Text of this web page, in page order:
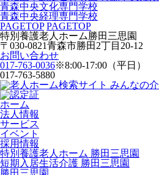
青森中央文化専門学校
青森中央経理専門学校
PAGETOP PAGETOP
特別養護老人ホーム勝田三思園
〒030-0821青森市勝田2丁目20-12
お問い合わせ
017-763-0036※8:00-17:00（平日）
017-763-5880
ホーム
法人情報
サービス
イベント
採用情報
特別養護老人ホーム 勝田三思園
短期入居生活介護 勝田三思園
勝田三思園